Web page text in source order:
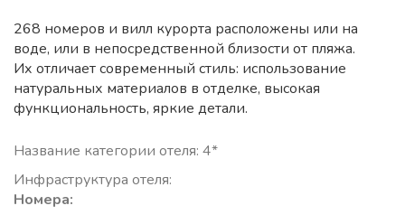
268 номеров и вилл курорта расположены или на
воде, или в непосредственной близости от пляжа.
Их отличает современный стиль: использование
натуральных материалов в отделке, высокая
функциональность, яркие детали.
Название категории отеля: 4*
Инфраструктура отеля:
Номера: